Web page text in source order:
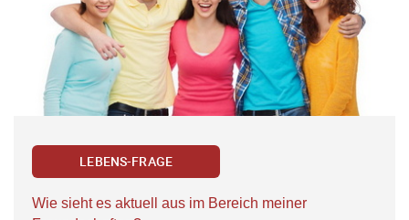
LEBENS-FRAGE
Wie sieht es aktuell aus im Bereich meiner